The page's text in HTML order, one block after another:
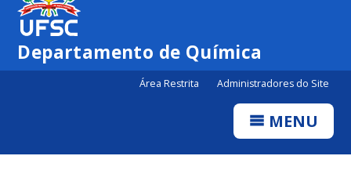
Canais
Departamento de Química
Área Restrita Administradores do Site
MENU